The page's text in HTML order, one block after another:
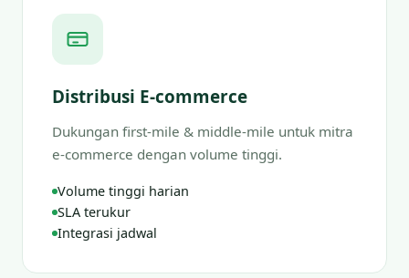
Distribusi E-commerce
Dukungan first-mile & middle-mile untuk mitra
e-commerce dengan volume tinggi.
Volume tinggi harian
SLA terukur
Integrasi jadwal